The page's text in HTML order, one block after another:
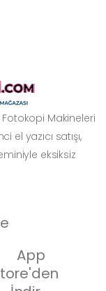
Fotokopi Makineleri
el yazıcı satışı,
eksiksiz